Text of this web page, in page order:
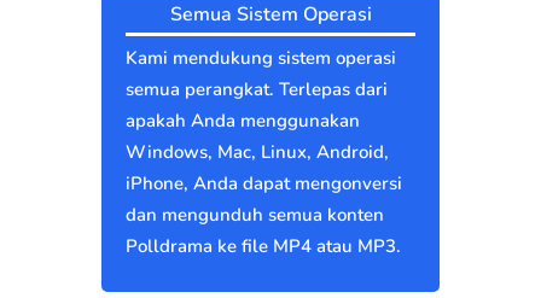
Semua Sistem Operasi
Kami mendukung sistem operasi
semua perangkat. Terlepas dari
apakah Anda menggunakan
Windows, Mac, Linux, Android,
iPhone, Anda dapat mengonversi
dan mengunduh semua konten
Polldrama ke file MP4 atau MP3.